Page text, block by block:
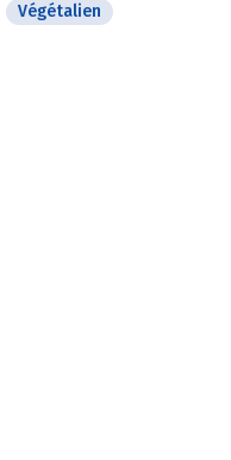
Végétalien